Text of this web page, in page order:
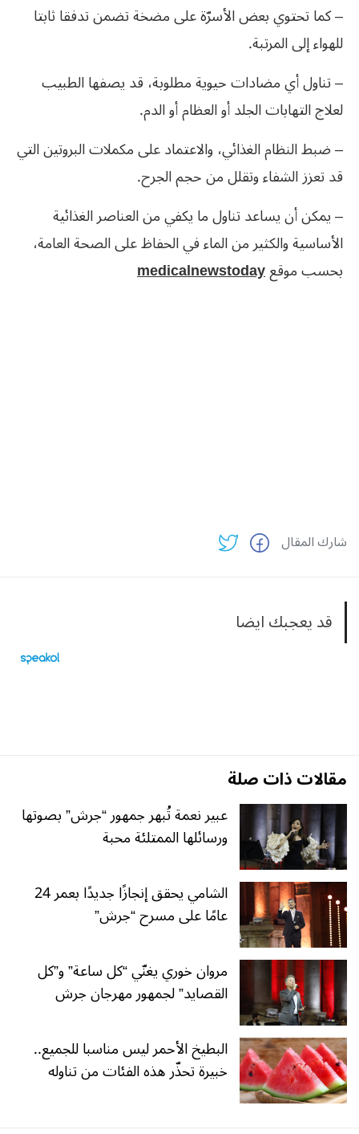
– كما تحتوي بعض الأسرّة على مضخة تضمن تدفقا ثابتا
للهواء إلى المرتبة.
– تناول أي مضادات حيوية مطلوبة، قد يصفها الطبيب
لعلاج التهابات الجلد أو العظام أو الدم.
– ضبط النظام الغذائي، والاعتماد على مكملات البروتين التي
قد تعزز الشفاء وتقلل من حجم الجرح.
– يمكن أن يساعد تناول ما يكفي من العناصر الغذائية
الأساسية والكثير من الماء في الحفاظ على الصحة العامة،
بحسب موقعmedicalnewstoday
شارك المقال
قد يعجبك ايضا
مقالات ذات صلة
عبير نعمة تُبهر جمهور “جرش” بصوتها
ورسائلها الممتلئة محبة
الشامي يحقق إنجازًا جديدًا بعمر 24
عامًا على مسرح “جرش”
مروان خوري يغنّي “كل ساعة” و”كل
القصايد” لجمهور مهرجان جرش
البطيخ الأحمر ليس مناسبا للجميع..
خبيرة تحذّر هذه الفئات من تناوله